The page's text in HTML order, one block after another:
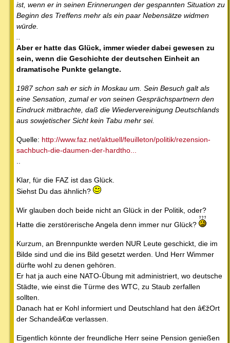
ist, wenn er in seinen Erinnerungen der gespannten Situation zu
Beginn des Treffens mehr als ein paar Nebensätze widmen
würde.
..
Aber er hatte das Glück, immer wieder dabei gewesen zu
sein, wenn die Geschichte der deutschen Einheit an
dramatische Punkte gelangte.
1987 schon sah er sich in Moskau um. Sein Besuch galt als
eine Sensation, zumal er von seinen Gesprächspartnern den
Eindruck mitbrachte, daß die Wiedervereinigung Deutschlands
aus sowjetischer Sicht kein Tabu mehr sei.
Quelle: http://www.faz.net/aktuell/feuilleton/politik/rezension-
sachbuch-die-daumen-der-hardtho...
..
Klar, für die FAZ ist das Glück.
Siehst Du das ähnlich?
Wir glauben doch beide nicht an Glück in der Politik, oder?
Hatte die zerstörerische Angela denn immer nur Glück?
Kurzum, an Brennpunkte werden NUR Leute geschickt, die im
Bilde sind und die ins Bild gesetzt werden. Und Herr Wimmer
dürfte wohl zu denen gehören.
Er hat ja auch eine NATO-Übung mit administriert, wo deutsche
Städte, wie einst die Türme des WTC, zu Staub zerfallen
sollten.
Danach hat er Kohl informiert und Deutschland hat den â€žOrt
der Schandeâ€œ verlassen.
Eigentlich könnte der freundliche Herr seine Pension genießen